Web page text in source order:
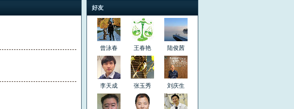
好友
曾泳春 王春艳 陆俊茜
李天成 张玉秀 刘庆生